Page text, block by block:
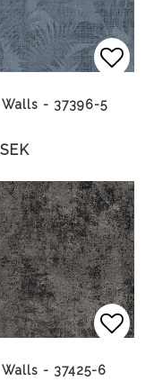
Walls - 37396-5
Walls - 37425-6